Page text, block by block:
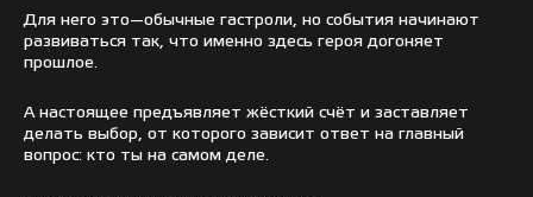
Для него это—обычные гастроли, но события начинают
развиваться так, что именно здесь героя догоняет
прошлое.
А настоящее предъявляет жёсткий счёт и заставляет
делать выбор, от которого зависит ответ на главный
вопрос: кто ты на самом деле.